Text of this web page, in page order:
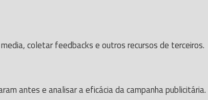
coletar feedbacks e outros recursos de terceiros.
antes e analisar a eficácia da campanha publicitária.